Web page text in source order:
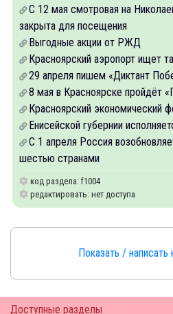
Доступные разделы
C 12 мая смотровая на
закрыта для посещения
Выгодные акции от РЖД
Красноярский аэропорт ищет
29 апреля пишем «Диктант
8 мая в Красноярске пройдёт
Красноярский экономический
Енисейской губернии
С 1 апреля Россия
шестью странами
код раздела: f1004
редактировать: нет доступа
Показать /